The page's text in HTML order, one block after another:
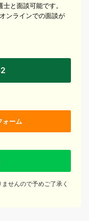
と面談可能です。
ンラインでの面談が
ォーム
せんので予めご了承く